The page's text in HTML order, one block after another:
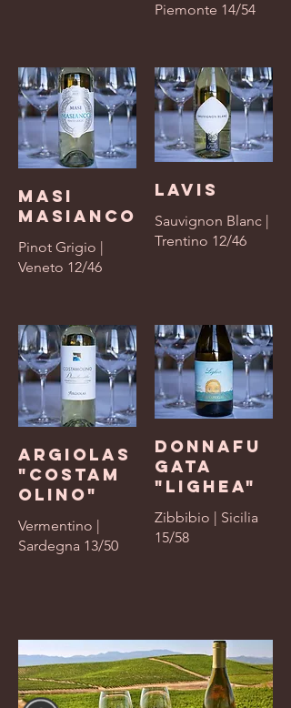
Piemonte 14/54
Masi
Masianco
Pinot Grigio |
Veneto 12/46
Lavis
Sauvignon Blanc |
Trentino 12/46
Argiolas
"Costam
olino"
Vermentino |
Sardegna 13/50
Donnafu
gata
"Lighea"
Zibbibio | Sicilia
15/58